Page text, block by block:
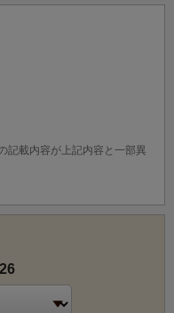
口です。
の相性が一番良いお茶
たい、キレのあるニル
ィーをお楽しみくださ
ーヒル茶園は、標高
ます。
樹はゆっくりと成長
やかなお茶を生み出し
記載内容が上記内容と一部異